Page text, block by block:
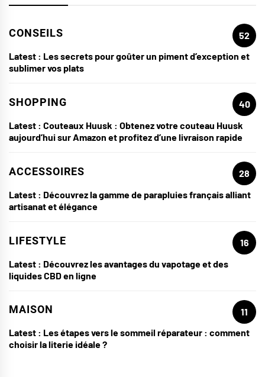
CONSEILS
52
Latest : Les secrets pour goûter un piment d’exception et
sublimer vos plats
SHOPPING
40
Latest : Couteaux Huusk : Obtenez votre couteau Huusk
aujourd’hui sur Amazon et profitez d’une livraison rapide
ACCESSOIRES
28
Latest : Découvrez la gamme de parapluies français alliant
artisanat et élégance
LIFESTYLE
16
Latest : Découvrez les avantages du vapotage et des
liquides CBD en ligne
MAISON
11
Latest : Les étapes vers le sommeil réparateur : comment
choisir la literie idéale ?